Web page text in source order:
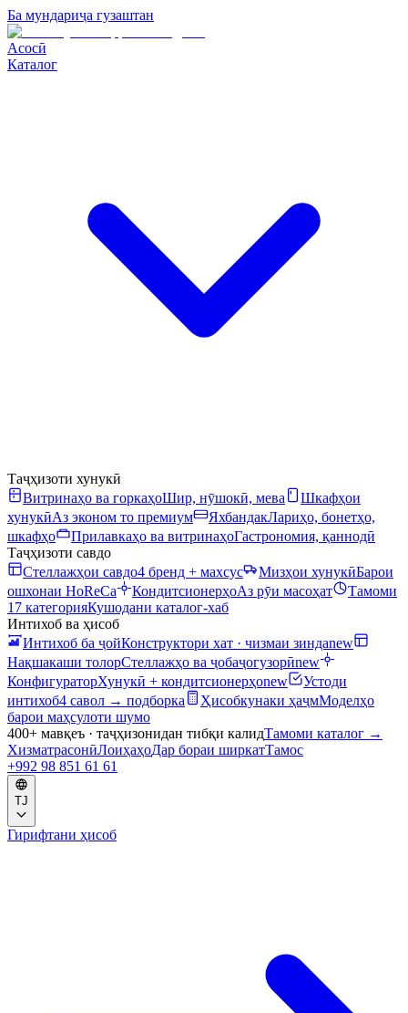
Ба мундариҷа гузаштан
Асосӣ
Каталог
Таҷҳизоти хунукӣ
Витринаҳо ва горкаҳоШир, нӯшокӣ, мева
Шкафҳои
хунукӣАз эконом то премиум ЯхбандакЛариҳо, бонетҳо,
шкафҳо
Прилавкаҳо ва витринаҳоГастрономия, қаннодӣ
Таҷҳизоти савдо
Стеллажҳои савдо4 бренд + махсус Мизҳои хунукӣБарои
ошхонаи HoReCa
КондитсионерҳоАз рӯи масоҳат
Тамоми
17 категорияКушодани каталог-хаб
Интихоб ва ҳисоб
Интихоб ба ҷойКонструктори хат · чизмаи зиндаnew
Нақшакаши толорСтеллажҳо ва ҷобаҷогузорӣnew
КонфигураторХунукӣ + кондитсионерҳоnew
Устоди
интихоб4 савол → подборка Ҳисобкунаки ҳаҷмМоделҳо
барои маҳсулоти шумо
400+ мавқеъ · таҷҳизонидан тибқи калидТамоми каталог →
ХизматрасонӣЛоиҳаҳоДар бораи ширкатТамос
+992 98 851 61 61
TJ
Гирифтани ҳисоб